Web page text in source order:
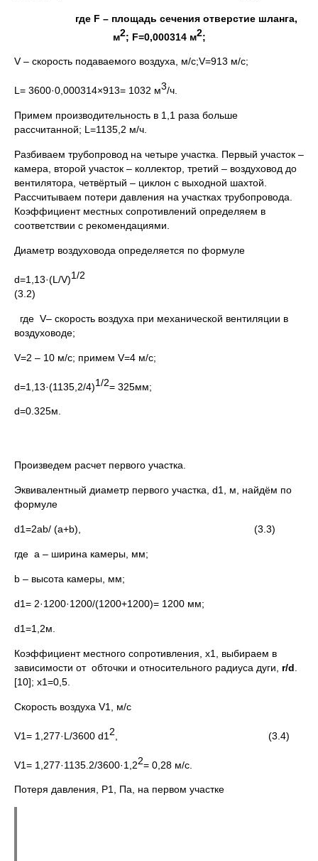
где F – площадь сечения отверстие шланга,
м2; F=0,000314 м2;
V – скорость подаваемого воздуха, м/с;V=913 м/с;
L= 3600·0,000314×913= 1032 м3/ч.
Примем производительность в 1,1 раза больше
рассчитанной; L=1135,2 м/ч.
Разбиваем трубопровод на четыре участка. Первый участок –
камера, второй участок – коллектор, третий – воздуховод до
вентилятора, четвёртый – циклон с выходной шахтой.
Рассчитываем потери давления на участках трубопровода.
Коэффициент местных сопротивлений определяем в
соответствии с рекомендациями.
Диаметр воздуховода определяется по формуле
d=1,13·(L/V)
(3.2)
где V– скорость воздуха при механической вентиляции в
воздуховоде;
V=2 – 10 м/с; примем V=4 м/с;
d=1,13·(1135,2/4)1/2= 325мм;
d=0.325м.
Произведем расчет первого участка.
Эквивалентный диаметр первого участка, d1, м, найдём по
формуле
d1=2ab/ (a+b), (3.3)
где а – ширина камеры, мм;
b – высота камеры, мм;
d1= 2·1200·1200/(1200+1200)= 1200 мм;
d1=1,2м.
Коэффициент местного сопротивления, x1, выбираем в
зависимости от обточки и относительного радиуса дуги, r/d
[10]; x1=0,5.
Скорость воздуха V1, м/c
V1= 1,277·L/3600 d1 2 (3.4)
V1= 1,277·1135.2/3600·1,22= 0,28 м/c.
Потеря давления, Р1, Па, на первом участке